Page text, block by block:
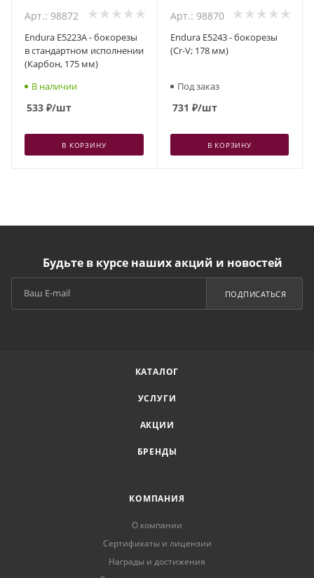
Арт.: 98872
Endura E5223A - бокорезы
в стандартном исполнении
(Карбон, 175 мм)
В наличии
533 ₽/шт
В КОРЗИНУ
Арт.: 98870
Endura E5243 - бокорезы
(Cr-V; 178 мм)
Под заказ
731 ₽/шт
В КОРЗИНУ
Будьте в курсе наших акций и новостей
ПОДПИСАТЬСЯ
КАТАЛОГ
УСЛУГИ
АКЦИИ
БРЕНДЫ
КОМПАНИЯ
О компании
Сертификаты и лицензии
Награды и достижения